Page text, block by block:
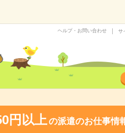
ヘルプ・お問い合わせ サ
円以上の派遣のお仕事情